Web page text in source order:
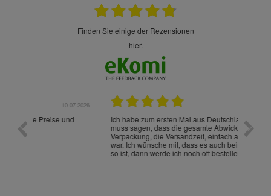
finden Sie einige der Rezensionen
hier.
Ich habe zum ersten Mal aus Deutschland bestellt und
muss sagen, dass die gesamte Abwicklung, die
Verpackung, die Versandzeit, einfach alles "excelente"
war. Ich wünsche mit, dass es auch beim nächsten Mal
so ist, dann werde ich noch oft bestellen! ¡Viva España!
Die
gut
ist